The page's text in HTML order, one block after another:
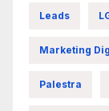
Leads
Marketing
Palestra